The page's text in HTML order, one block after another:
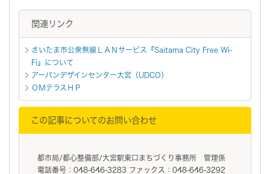
関連リンク
さいたま市公衆無線ＬＡＮサービス『Saitama City Free Wi-
Fi』について
アーバンデザインセンター大宮（UDCO）
ＯＭテラスＨＰ
この記事についてのお問い合わせ
都市局/都心整備部/大宮駅東口まちづくり事務所 管理係
電話番号：048-646-3283 ファックス：048-646-3292